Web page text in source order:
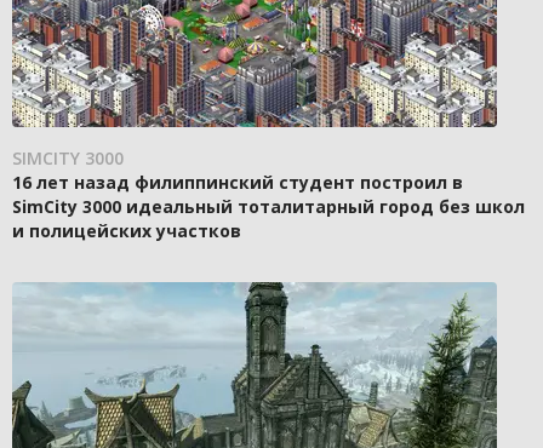
SIMCITY 3000
16 лет назад филиппинский студент построил в
SimCity 3000 идеальный тоталитарный город без школ
и полицейских участков